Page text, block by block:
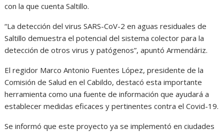
con la que cuenta Saltillo.
“La detección del virus SARS-CoV-2 en aguas residuales de
Saltillo demuestra el potencial del sistema colector para la
detección de otros virus y patógenos”, apuntó Armendáriz.
El regidor Marco Antonio Fuentes López, presidente de la
Comisión de Salud en el Cabildo, destacó esta importante
herramienta como una fuente de información que ayudará a
establecer medidas eficaces y pertinentes contra el Covid-19.
Se informó que este proyecto ya se implementó en ciudades